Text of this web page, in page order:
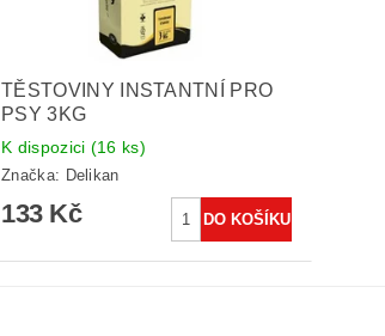
TĚSTOVINY INSTANTNÍ PRO
PSY 3KG
K dispozici (16 ks)
Značka: Delikan
133 Kč